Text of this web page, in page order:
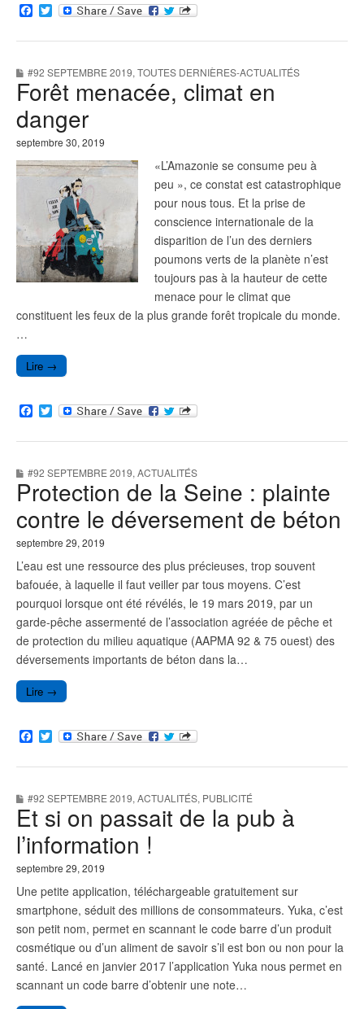
F
a
c
o
o
k
T
w
i
e
r
#92 SEPTEMBRE 2019, TOUTES DERNIÈRES-ACTUALITÉS
Forêt menacée, climat en
danger
septembre 30, 2019
«L’Amazonie se consume peu à
peu », ce constat est catastrophique
pour nous tous. Et la prise de
conscience internationale de la
disparition de l’un des derniers
poumons verts de la planète n’est
toujours pas à la hauteur de cette
menace pour le climat que
constituent les feux de la plus grande forêt tropicale du monde.
…
Lire →
F
a
c
o
o
k
T
w
i
e
r
#92 SEPTEMBRE 2019, ACTUALITÉS
Protection de la Seine : plainte
contre le déversement de béton
septembre 29, 2019
L’eau est une ressource des plus précieuses, trop souvent
bafouée, à laquelle il faut veiller par tous moyens. C’est
pourquoi lorsque ont été révélés, le 19 mars 2019, par un
garde-pêche assermenté de l’association agréée de pêche et
de protection du milieu aquatique (AAPMA 92 & 75 ouest) des
déversements importants de béton dans la…
Lire →
F
a
c
o
o
k
T
w
i
e
r
#92 SEPTEMBRE 2019, ACTUALITÉS, PUBLICITÉ
Et si on passait de la pub à
l’information !
septembre 29, 2019
Une petite application, téléchargeable gratuitement sur
smartphone, séduit des millions de consommateurs. Yuka, c’est
son petit nom, permet en scannant le code barre d’un produit
cosmétique ou d’un aliment de savoir s’il est bon ou non pour la
santé. Lancé en janvier 2017 l’application Yuka nous permet en
scannant un code barre d’obtenir une note…